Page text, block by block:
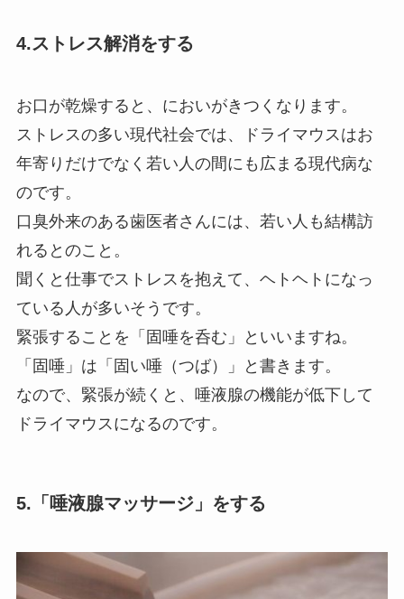
4.ストレス解消をする
お口が乾燥すると、においがきつくなります。
ストレスの多い現代社会では、ドライマウスはお
年寄りだけでなく若い人の間にも広まる現代病な
のです。
口臭外来のある歯医者さんには、若い人も結構訪
れるとのこと。
聞くと仕事でストレスを抱えて、ヘトヘトになっ
ている人が多いそうです。
緊張することを「固唾を呑む」といいますね。
「固唾」は「固い唾（つば）」と書きます。
なので、緊張が続くと、唾液腺の機能が低下して
ドライマウスになるのです。
5.「唾液腺マッサージ」をする